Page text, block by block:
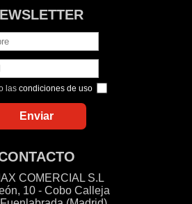
las condiciones de uso
COMERCIAL S.L
10 - Cobo Calleja